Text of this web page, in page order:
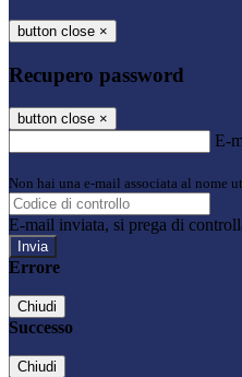
button close ×
Recupero password
button close ×
E-
Non hai una e-mail associata al nome
E-mail inviata, si prega di
Errore
Chiudi
Successo
Chiudi